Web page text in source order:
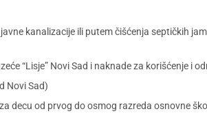
kanalizacije ili putem čišćenja septičkih
“Lisje” Novi Sad i naknade za korišćenje i
Novi Sad)
decu od prvog do osmog razreda osnovne